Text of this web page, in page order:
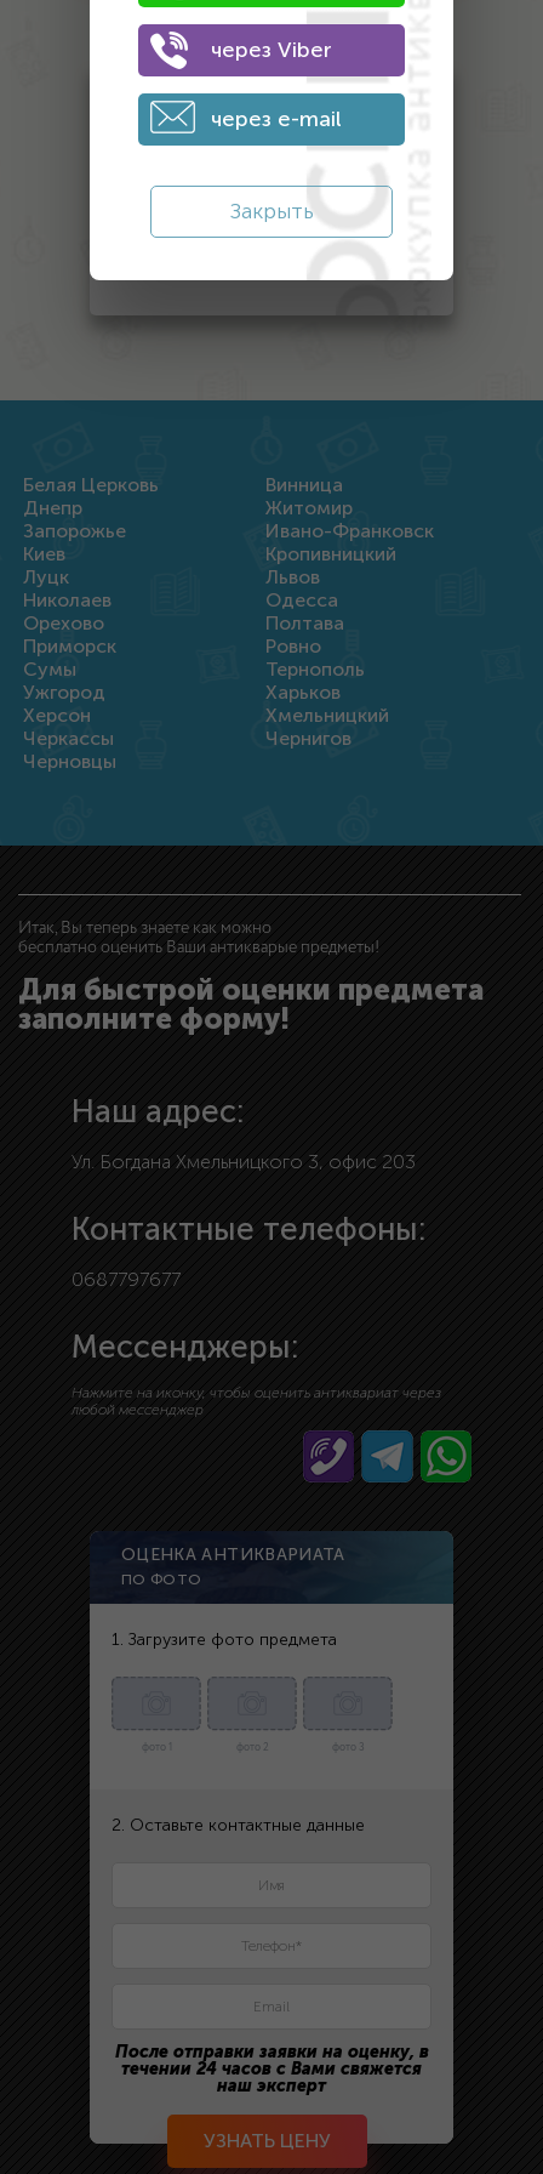
антиквариата
Монеты
Банкноты
Антиквариат
Другой антиквариат
Белая Церковь
Винница
Днепр
Житомир
Запорожье
Ивано-Франковск
Киев
Кропивницкий
Луцк
Львов
Николаев
Одесса
Орехово
Полтава
Приморск
Ровно
Сумы
Тернополь
Ужгород
Харьков
Херсон
Хмельницкий
Черкассы
Чернигов
Черновцы
Итак, Вы теперь знаете как можно
бесплатно оценить Ваши антикварые предметы!
Для быстрой оценки предмета
заполните форму!
Наш адрес:
Ул. Богдана Хмельницкого 3, офис 203
Контактные телефоны:
0687797677
Мессенджеры:
Нажмите на иконку, чтобы оценить антиквариат через
любой мессенджер
ОЦЕНКА АНТИКВАРИАТА
ПО ФОТО
1. Загрузите фото предмета
фото 1 фото 2 фото 3
2. Оставьте контактные данные
После отправки заявки на оценку, в
течении 24 часов с Вами свяжется
наш эксперт
УЗНАТЬ ЦЕНУ
через Viber
через e-mail
Закрыть